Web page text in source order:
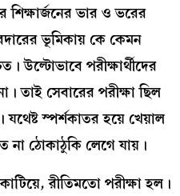
শিক্ষার্জনের ভার ও ভরের
ভূমিকায় কে কেমন
উল্টোভাবে পরীক্ষার্থীদের
তাই সেবারের পরীক্ষা ছিল
স্পর্শকাতর হয়ে খেয়াল
না ঠোকাঠুকি লেগে যায়।
রীতিমতো পরীক্ষা হল।